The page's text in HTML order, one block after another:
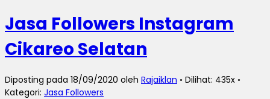
Jasa Followers Instagram
Cikareo Selatan
Diposting pada 18/09/2020 oleh Rajaiklan ◦ Dilihat: 435x ◦
Kategori: Jasa Followers